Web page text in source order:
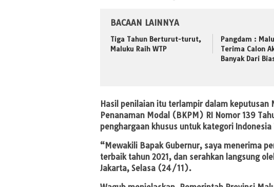
BACAAN LAINNYA
Tiga Tahun Berturut-turut,
Maluku Raih WTP
Pangdam :
Terima Calon
Banyak Dari
Hasil penilaian itu terlampir dalam keputusan
Penanaman Modal (BKPM) RI Nomor 139
penghargaan khusus untuk kategori Indonesia
“Mewakili Bapak Gubernur, saya menerima
terbaik tahun 2021, dan serahkan langsung
Jakarta, Selasa (24/11).